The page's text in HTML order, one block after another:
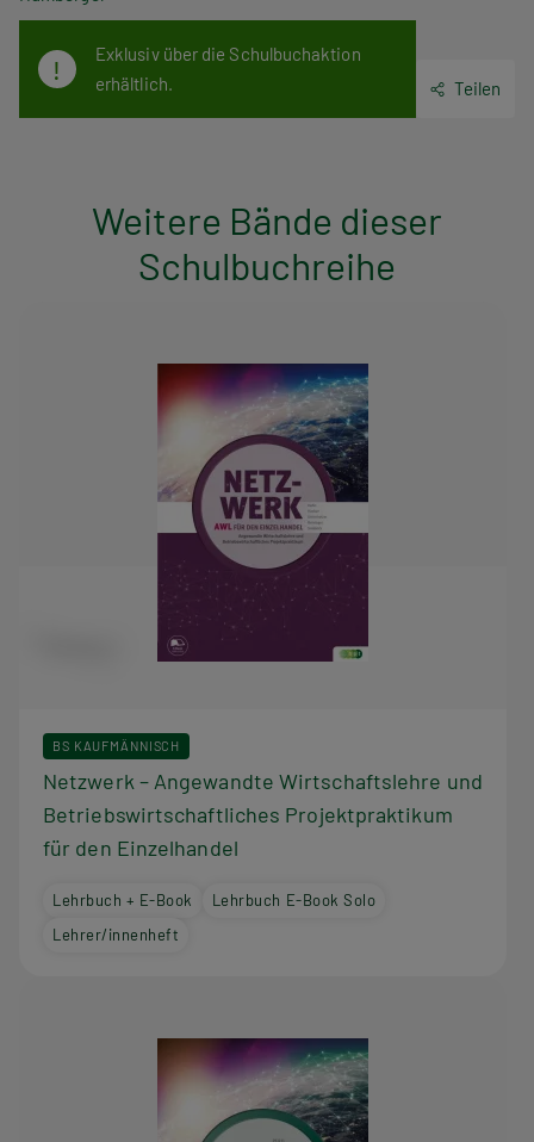
Exklusiv über die Schulbuchaktion
erhältlich.
Teilen
Weitere Bände dieser
Schulbuchreihe
BS KAUFMÄNNISCH
Netzwerk – Angewandte Wirtschaftslehre und
Betriebswirtschaftliches Projektpraktikum
für den Einzelhandel
Lehrbuch + E-Book
Lehrbuch E-Book Solo
Lehrer/innenheft